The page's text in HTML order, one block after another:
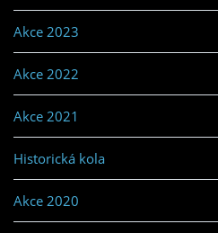
Akce 2023
Akce 2022
Akce 2021
Historická kola
Akce 2020